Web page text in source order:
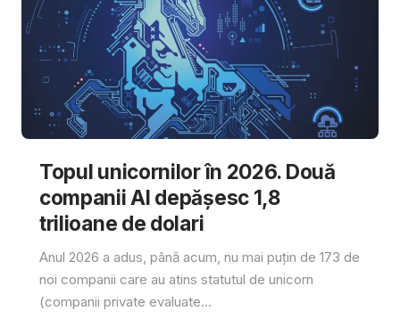
Topul unicornilor în 2026. Două
companii AI depășesc 1,8
trilioane de dolari
Anul 2026 a adus, până acum, nu mai puțin de 173 de
noi companii care au atins statutul de unicorn
(companii private evaluate...